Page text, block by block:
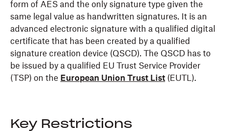
form of AES and the only signature type given the
same legal value as handwritten signatures. It is an
advanced electronic signature with a qualified digital
certificate that has been created by a qualified
signature creation device (QSCD). The QSCD has to
be issued by a qualified EU Trust Service Provider
(TSP) on the European Union Trust List (EUTL).
Key Restrictions